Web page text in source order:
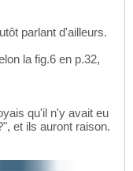
parlant d'ailleurs.
la fig.6 en p.32,
qu'il n'y avait eu
et ils auront raison.